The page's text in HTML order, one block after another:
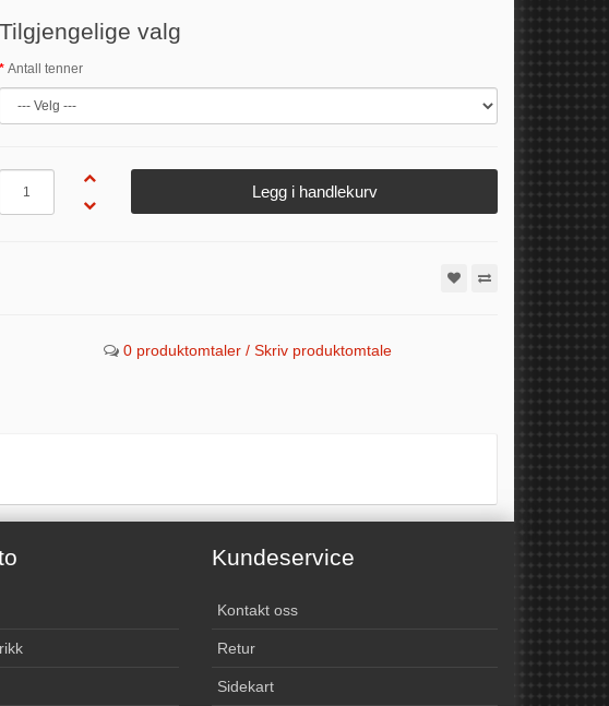
Tilgjengelige valg
Antall tenner
Legg i handlekurv
0 produktomtaler / Skriv produktomtale
Kundeservice
Kontakt oss
Retur
Sidekart